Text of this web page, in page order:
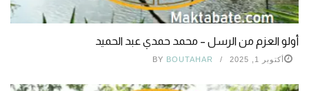
أولو العزم من الرسل – محمد حمدي عبد الحميد
أكتوبر 1, 2025 BY BOUTAHAR